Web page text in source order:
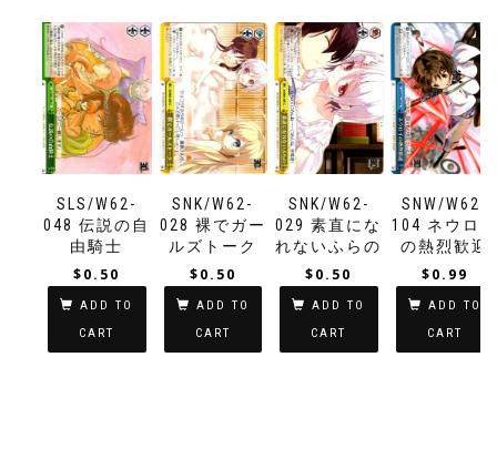
SLS/W62-
048 伝説の自
由騎士
$0.50
ADD TO
CART
SNK/W62-
028 裸でガー
ルズトーク
$0.50
ADD TO
CART
SNK/W62-
029 素直にな
れないふらの
$0.50
ADD TO
CART
SNW/W62-
104 ネウロイ
の熱烈歓迎
$0.99
ADD TO
CART